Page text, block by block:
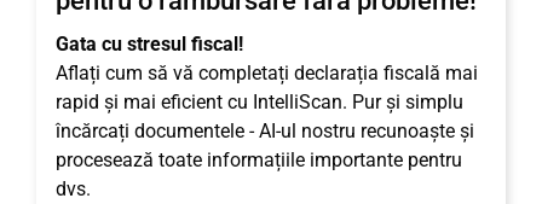
Gata cu stresul fiscal!
Aflați cum să vă completați declarația fiscală mai
rapid și mai eficient cu IntelliScan. Pur și simplu
încărcați documentele - AI-ul nostru recunoaște și
procesează toate informațiile importante pentru
dvs.